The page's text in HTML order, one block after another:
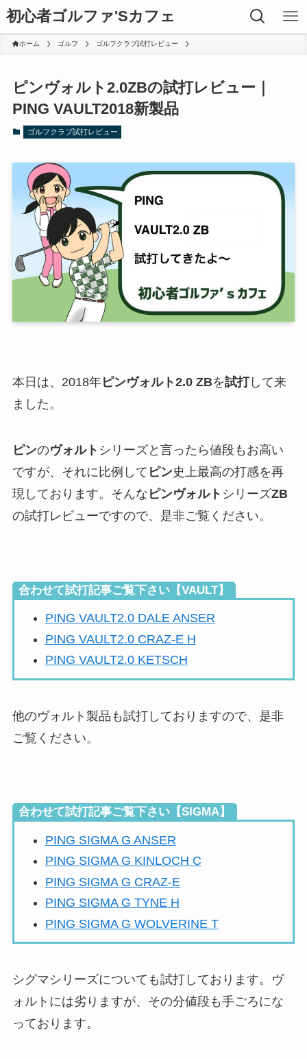
初心者ゴルファ'Sカフェ
ホーム ゴルフ ゴルフクラブ試打レビュー
ピンヴォルト2.0ZBの試打レビュー｜
PING VAULT2018新製品
ゴルフクラブ試打レビュー
本日は、 2018年ピンヴォルト2.0 ZBを試打して来
ました。
ピンのヴォルト シリーズと言ったら値段もお高い
ですが、それに比例して ピン史上最高の打感を再
現しております。そんな ピンヴォルト シリーズZB
の試打レビューですので、是非ご覧ください。
合わせて試打記事ご覧下さい【VAULT】
PING VAULT2.0 DALE ANSER
PING VAULT2.0 CRAZ-E H
PING VAULT2.0 KETSCH
他のヴォルト製品も試打しておりますので、是非
ご覧ください。
合わせて試打記事ご覧下さい【SIGMA】
PING SIGMA G ANSER
PING SIGMA G KINLOCH C
PING SIGMA G CRAZ-E
PING SIGMA G TYNE H
PING SIGMA G WOLVERINE T
シグマシリーズについても試打しております。ヴ
ォルトには劣りますが、その分値段も手ごろにな
っております。